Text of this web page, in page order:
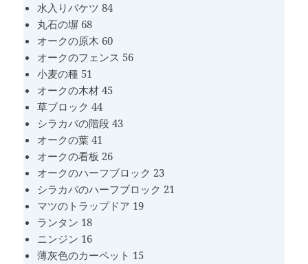
水入りバケツ 84
丸石の塀 68
オークの原木 60
オークのフェンス 56
小麦の種 51
オークの木材 45
草ブロック 44
シラカバの階段 43
オークの葉 41
オークの看板 26
オークのハーフブロック 23
シラカバのハーフブロック 21
マツのトラップドア 19
ランタン 18
ニンジン 16
薄灰色のカーペット 15